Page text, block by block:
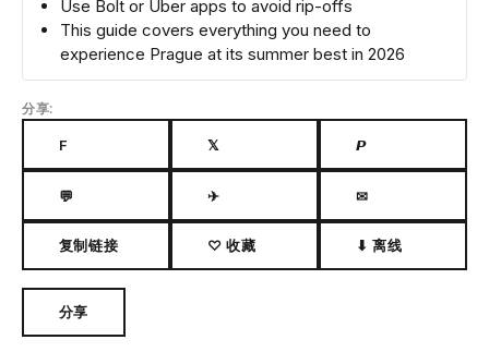
Use Bolt or Uber apps to avoid rip-offs
This guide covers everything you need to
experience Prague at its summer best in 2026
分享:
F 𝕏 𝙋
💬 ✈ ✉
复制链接 ♡ 收藏 ⬇ 离线
分享